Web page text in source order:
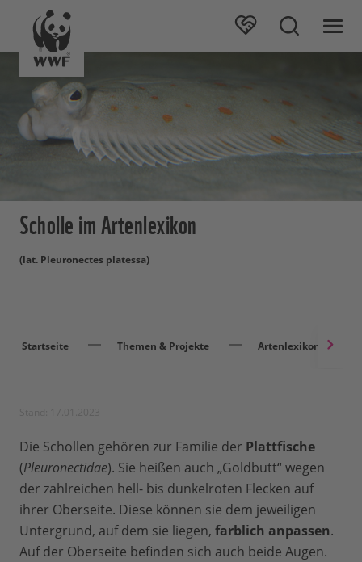
Scholle im Artenlexikon
(lat. Pleuronectes platessa)
Startseite Themen & Projekte Artenlexikon
Die Schollen gehören zur Familie der Plattfische
(Pleuronectidae). Sie heißen auch „Goldbutt“ wegen
der zahlreichen hell- bis dunkelroten Flecken auf
ihrer Oberseite. Diese können sie dem jeweiligen
Untergrund, auf dem sie liegen, farblich anpassen.
Auf der Oberseite befinden sich auch beide Augen.